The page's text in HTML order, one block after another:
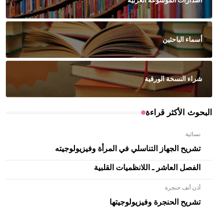
أسماء الباحثين
شراء النسخة الورقية
البحوث الأكثر قراءة
نسائية
تشريح الجهاز التناسلي في المرأة وفيزيولوجيته
الفصل العاشر ـ اللانظميات القلبية
أذن أنف حنجرة
تشريح الحنجرة وفيزيولوجيتها